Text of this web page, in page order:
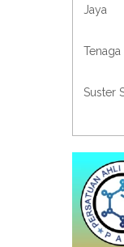
Jaya
Tenaga
Suster